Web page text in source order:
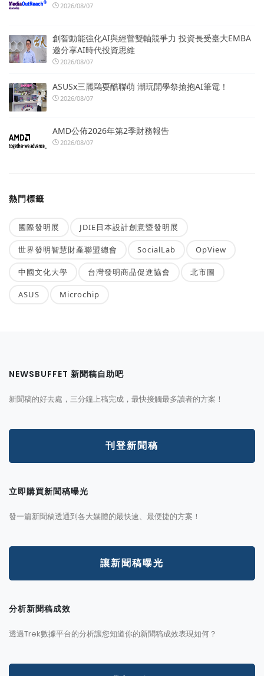
2026/08/07
創智動能強化AI與經營雙軸競爭力 投資長受臺大EMBA
邀分享AI時代投資思維
2026/08/07
ASUSx三麗鷗耍酷聯萌 潮玩開學祭搶抱AI筆電！
2026/08/07
AMD公佈2026年第2季財務報告
2026/08/07
熱門標籤
國際發明展 JDIE日本設計創意暨發明展
世界發明智慧財產聯盟總會 SocialLab OpView
中國文化大學 台灣發明商品促進協會 北市圖
ASUS Microchip
NEWSBUFFET 新聞稿自助吧
新聞稿的好去處，三分鐘上稿完成，最快接觸最多讀者的方案！
刊登新聞稿
立即購買新聞稿曝光
發一篇新聞稿透通到各大媒體的最快速、最便捷的方案！
讓新聞稿曝光
分析新聞稿成效
透過Trek數據平台的分析讓您知道你的新聞稿成效表現如何？